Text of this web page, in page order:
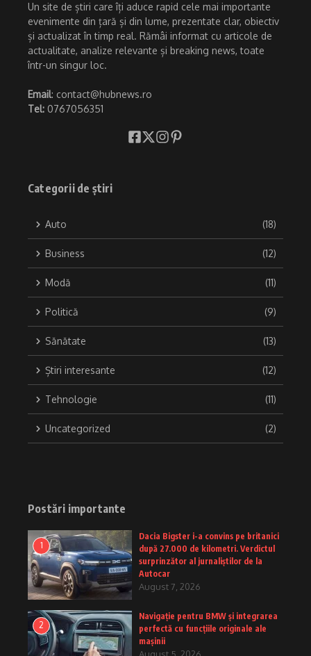
Un site de știri care îți aduce rapid cele mai importante
evenimente din țară și din lume, prezentate clar, obiectiv
și actualizat în timp real. Rămâi informat cu articole de
actualitate, analize relevante și breaking news, toate
într-un singur loc.
Email: contact@hubnews.ro
Tel: 0767056351
Categorii de știri
Auto (18)
Business (12)
Modă (11)
Politică (9)
Sănătate (13)
Știri interesante (12)
Tehnologie (11)
Uncategorized (2)
Postări importante
1
Dacia Bigster i-a convins pe britanici
după 27.000 de kilometri. Verdictul
surprinzător al jurnaliștilor de la
Autocar
August 7, 2026
2
Navigație pentru BMW și integrarea
perfectă cu funcțiile originale ale
mașinii